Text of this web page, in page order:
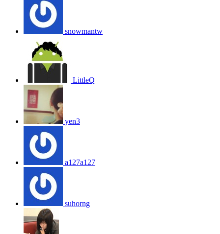
snowmantw
LittleQ
yen3
a127a127
suhorng